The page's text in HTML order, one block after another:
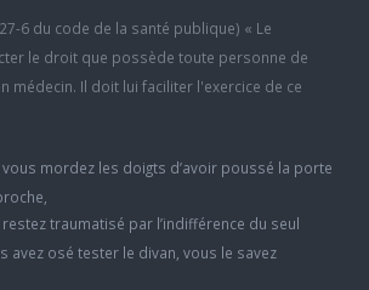
6 du code de la santé publique) « Le
le droit que possède toute personne de
médecin. Il doit lui faciliter l'exercice de ce
vous mordez les doigts d’avoir poussé la porte
traumatisé par l’indifférence du seul
avez osé tester le divan, vous le savez